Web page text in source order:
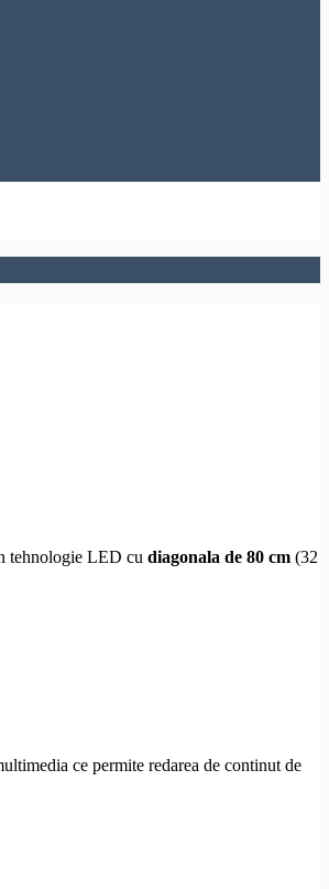
tehnologie LED cu diagonala de 80 cm (32
ce permite redarea de continut de